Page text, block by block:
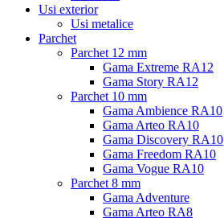
Usi exterior
Usi metalice
Parchet
Parchet 12 mm
Gama Extreme RA12
Gama Story RA12
Parchet 10 mm
Gama Ambience RA10
Gama Arteo RA10
Gama Discovery RA10
Gama Freedom RA10
Gama Vogue RA10
Parchet 8 mm
Gama Adventure
Gama Arteo RA8